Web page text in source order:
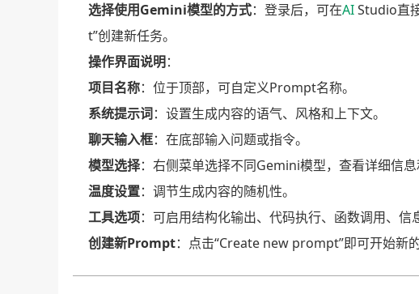
选择使用Gemini模型的方式：登录后，可在AIStudio直
t”创建新任务。
操作界面说明：
项目名称：位于顶部，可自定义Prompt名称。
系统提示词：设置生成内容的语气、风格和上下文。
聊天输入框：在底部输入问题或指令。
模型选择：右侧菜单选择不同Gemini模型，查看详细信息
温度设置：调节生成内容的随机性。
工具选项：可启用结构化输出、代码执行、函数调用、信
创建新Prompt：点击“Create new prompt”即可开始新的